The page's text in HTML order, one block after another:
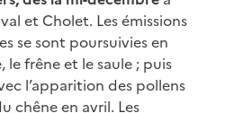
et Cholet. Les émissions
se sont poursuivies en
le frêne et le saule ; puis
l’apparition des pollens
chêne en avril. Les